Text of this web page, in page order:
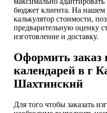
бюджет клиента. На нашем
калькулятор стоимости,
предварительную оценку
изготовление и доставку.
Оформить заказ
календарей в г
Шахтинский
Для того чтобы заказать